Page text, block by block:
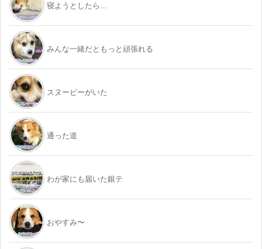
寝ようとしたら…
みんな一緒だともっと頑張れる
スヌーピーがいた
通った道
わが家にも届いた銀テ
おやすみ〜